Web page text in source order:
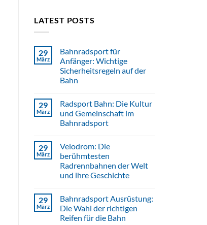
LATEST POSTS
29
März
Bahnradsport für
Anfänger: Wichtige
Sicherheitsregeln auf der
Bahn
29
März
Radsport Bahn: Die Kultur
und Gemeinschaft im
Bahnradsport
29
März
Velodrom: Die
berühmtesten
Radrennbahnen der Welt
und ihre Geschichte
29
März
Bahnradsport Ausrüstung:
Die Wahl der richtigen
Reifen für die Bahn